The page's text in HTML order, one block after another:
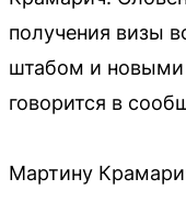
получения визы
штабом и
говорится в
Мартину